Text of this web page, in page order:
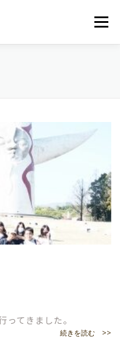
メニュー
てきました。
続きを読む >>